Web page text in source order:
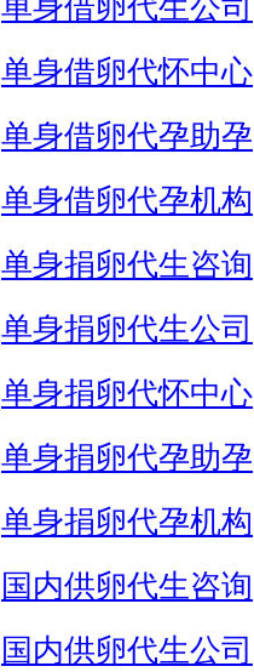
单身借卵代生公司
单身借卵代怀中心
单身借卵代孕助孕
单身借卵代孕机构
单身捐卵代生咨询
单身捐卵代生公司
单身捐卵代怀中心
单身捐卵代孕助孕
单身捐卵代孕机构
国内供卵代生咨询
国内供卵代生公司